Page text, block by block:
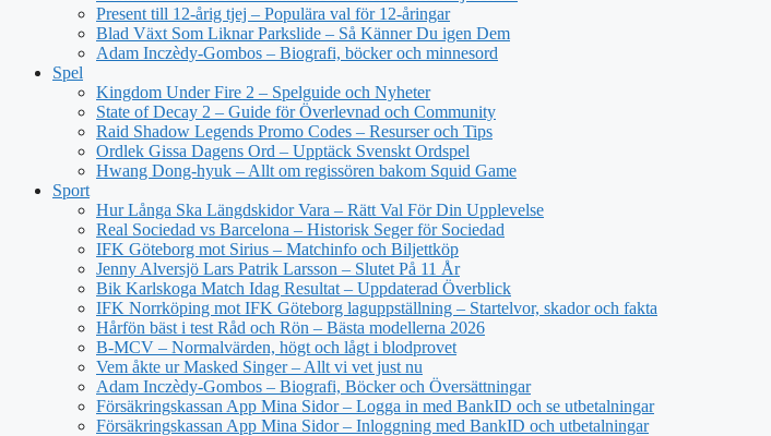
Present till 12-årig tjej – Populära val för 12-åringar
Blad Växt Som Liknar Parkslide – Så Känner Du igen Dem
Adam Inczèdy-Gombos – Biografi, böcker och minnesord
Spel
Kingdom Under Fire 2 – Spelguide och Nyheter
State of Decay 2 – Guide för Överlevnad och Community
Raid Shadow Legends Promo Codes – Resurser och Tips
Ordlek Gissa Dagens Ord – Upptäck Svenskt Ordspel
Hwang Dong-hyuk – Allt om regissören bakom Squid Game
Sport
Hur Långa Ska Längdskidor Vara – Rätt Val För Din Upplevelse
Real Sociedad vs Barcelona – Historisk Seger för Sociedad
IFK Göteborg mot Sirius – Matchinfo och Biljettköp
Jenny Alversjö Lars Patrik Larsson – Slutet På 11 År
Bik Karlskoga Match Idag Resultat – Uppdaterad Överblick
IFK Norrköping mot IFK Göteborg laguppställning – Startelvor, skador och fakta
Hårfön bäst i test Råd och Rön – Bästa modellerna 2026
B-MCV – Normalvärden, högt och lågt i blodprovet
Vem åkte ur Masked Singer – Allt vi vet just nu
Adam Inczèdy-Gombos – Biografi, Böcker och Översättningar
Försäkringskassan App Mina Sidor – Logga in med BankID och se utbetalningar
Försäkringskassan App Mina Sidor – Inloggning med BankID och utbetalningar